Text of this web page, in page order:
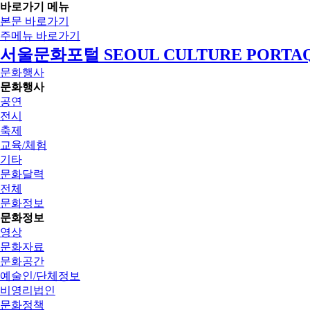
바로가기 메뉴
본문 바로가기
주메뉴 바로가기
서울문화포털 SEOUL CULTURE
문화행사
문화행사
공연
전시
축제
교육/체험
기타
문화달력
전체
문화정보
문화정보
영상
문화자료
문화공간
예술인/단체정보
비영리법인
문화정책